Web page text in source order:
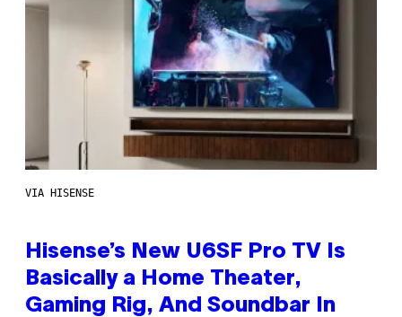
VIA HISENSE
Hisense’s New U6SF Pro TV Is
Basically a Home Theater,
Gaming Rig, And Soundbar In